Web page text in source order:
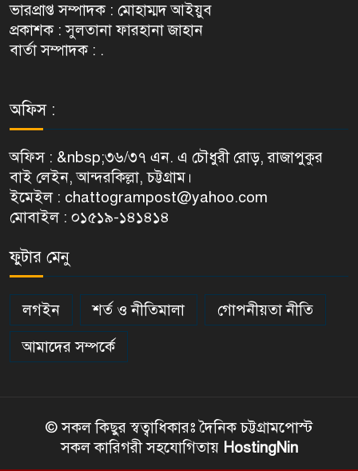
ভারপ্রাপ্ত সম্পাদক : মোহাম্মদ আইয়ুব
প্রকাশক : সুলতানা ফারহানা জাহান
বার্তা সম্পাদক : .
অফিস :
অফিস : &nbsp;৩৬/৩৭ এন. এ চৌধুরী রোড়, রাজাপুকুর
বাই লেইন, আন্দরকিল্লা, চট্টগ্রাম।
ইমেইল : chattogrampost@yahoo.com
মোবাইল : ০১৫১৯-১৪১৪১৪
ফুটার মেনু
লগইন শর্ত ও নীতিমালা
গোপনীয়তা নীতি
আমাদের সম্পর্কে
© সকল কিছুর স্বত্বাধিকারঃ দৈনিক চট্টগ্রামপোস্ট
সকল কারিগরী সহযোগিতায় HostingNin